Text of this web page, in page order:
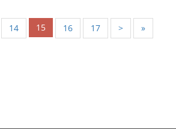
14 15 16 17 > »